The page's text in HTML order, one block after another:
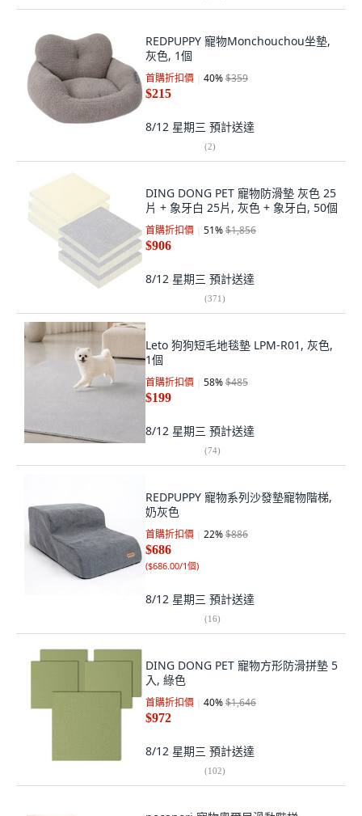
REDPUPPY 寵物Monchouchou坐墊,
灰色, 1個
首購折扣價 40%$359
$215
8/12 星期三 預計送達
(2)
DING DONG PET 寵物防滑墊 灰色 25
片 + 象牙白 25片, 灰色 + 象牙白, 50個
首購折扣價 51%$1,856
$906
8/12 星期三 預計送達
(371)
Leto 狗狗短毛地毯墊 LPM-R01, 灰色,
1個
首購折扣價 58%$485
$199
8/12 星期三 預計送達
(74)
REDPUPPY 寵物系列沙發墊寵物階梯,
奶灰色
首購折扣價 22%$886
$686
($686.00/1個)
8/12 星期三 預計送達
(16)
DING DONG PET 寵物方形防滑拼墊 5
入, 綠色
首購折扣價 40%$1,646
$972
8/12 星期三 預計送達
(102)